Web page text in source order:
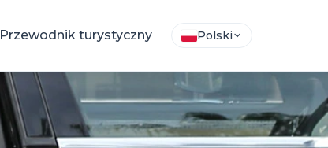
Przewodnik turystyczny Polski